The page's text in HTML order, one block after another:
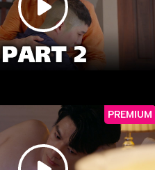
PREMIUM